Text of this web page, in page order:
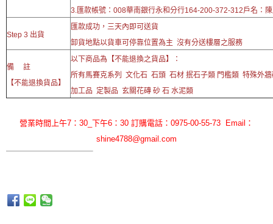
3.匯款帳號：008華南銀行永和分行164-200-372-312戶名：
Step 3 出貨
匯款成功，三天內即可送貨
卸貨地點以貨車可停靠位置為主 沒有分送樓層之服務
備 註
【不能退換貨品】
以下商品為【不能退換之貨品】：
所有馬賽克系列 文化石 石頭 石材 抿石子類 門檻類 特殊外
加工品 定製品 玄關花磚 砂 石 水泥類
營業時間上午7：30_下午6：30 訂購電話：0975-00-55-73 Email：
shine4788@gmail.com